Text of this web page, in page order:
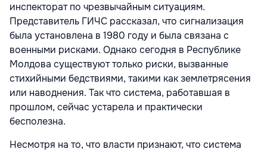
инспекторат по чрезвычайным ситуациям.
Представитель ГИЧС рассказал, что сигнализация
была установлена в 1980 году и была связана с
военными рисками. Однако сегодня в Республике
Молдова существуют только риски, вызванные
стихийными бедствиями, такими как землетрясения
или наводнения. Так что система, работавшая в
прошлом, сейчас устарела и практически
бесполезна.
Несмотря на то, что власти признают, что система